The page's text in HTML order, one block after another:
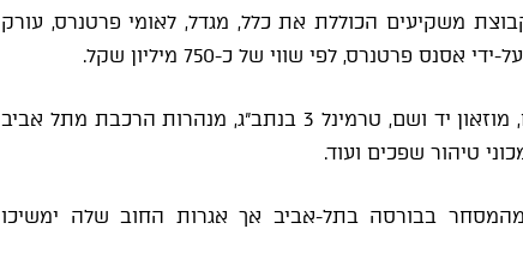
משקיעים הכוללת את כלל, מגדל, לאומי פרטנרס, עורק
פרטנרס, לפי שווי של כ-750 מיליון שקל.
חברת מנרב הובילה את הקמת עיר הבה"דים, מוזאון יד ושם, טרמינל 3 בנתב"ג, מנהרות הרכבת מתל אביב
טיהור שפכים ועוד.
בבורסה בתל-אביב אך אגרות החוב שלה ימשיכו